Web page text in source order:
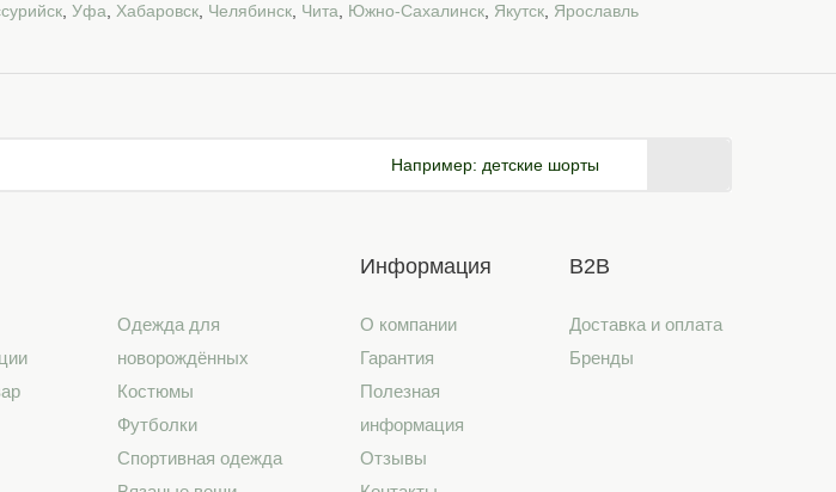
Уфа Хабаровск Челябинск Чита Южно-Сахалинск Якутск Ярославль
Например: детские шорты
Одежда для
новорождённых
Костюмы
Футболки
Спортивная одежда
Информация
О компании
Гарантия
Полезная
информация
Отзывы
B2B
Доставка и оплата
Бренды